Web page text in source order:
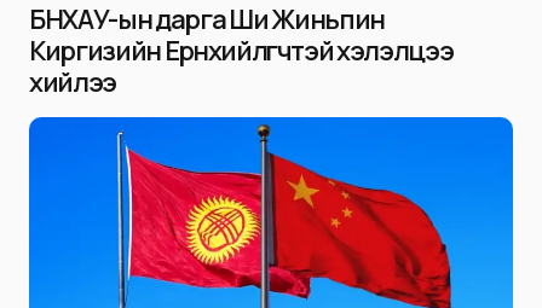
БНХАУ-ын дарга Ши Жиньпин
Киргизийн Ерөнхийлөгчтэй хэлэлцээ
хийлээ